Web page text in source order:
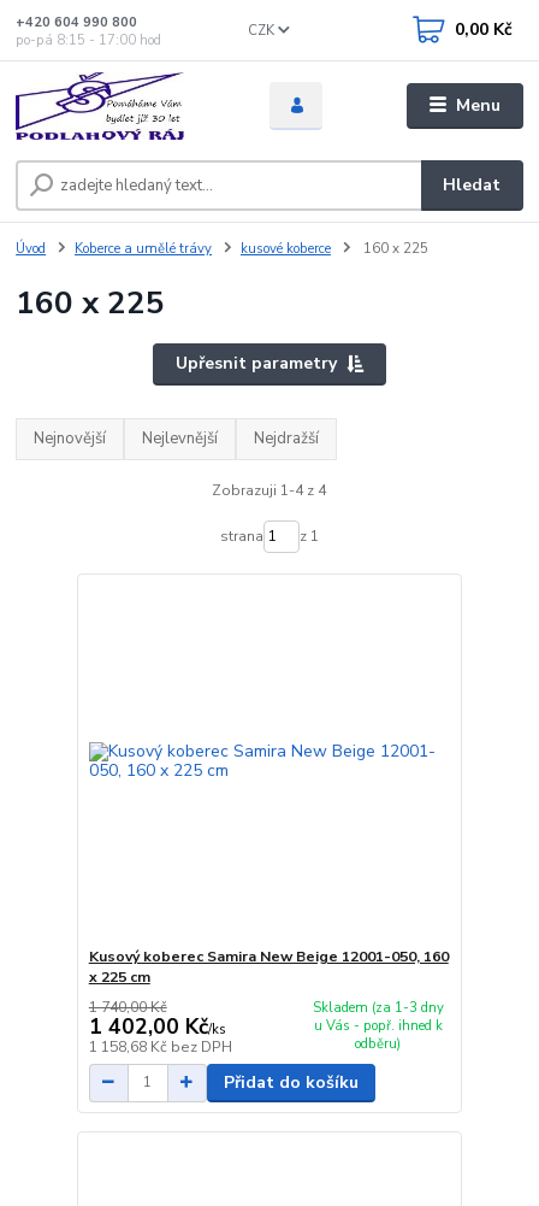
Menu
CZK
Hledat
+420 604 990 800
po-pá 8:15 - 17:00 hod
0,00 Kč
Úvod Koberce a umělé trávy kusové koberce 160 x 225
160 x 225
Upřesnit parametry
Nejnovější Nejlevnější Nejdražší
Zobrazuji 1-4 z 4
strana z 1
Kusový koberec Samira New Beige 12001-050, 160
x 225 cm
1 740,00 Kč
1 402,00 Kč/ks
1 158,68 Kč bez DPH
Skladem (za 1-3 dny
u Vás - popř. ihned k
odběru)
Přidat do košíku